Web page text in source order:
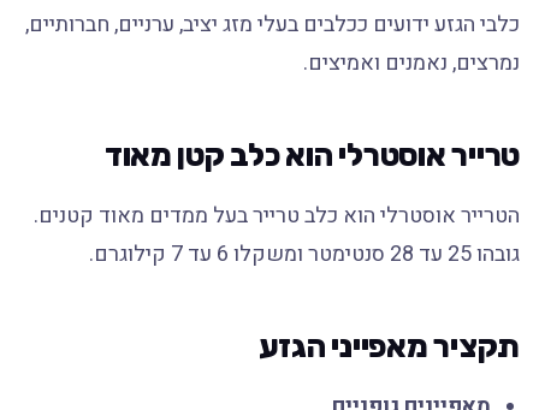
כלבי הגזע ידועים ככלבים בעלי מזג יציב, ערניים, חברותיים,
נמרצים, נאמנים ואמיצים.
טרייר אוסטרלי הוא כלב קטן מאוד
הטרייר אוסטרלי הוא כלב טרייר בעל ממדים מאוד קטנים.
גובהו 25 עד 28 סנטימטר ומשקלו 6 עד 7 קילוגרם.
תקציר מאפייני הגזע